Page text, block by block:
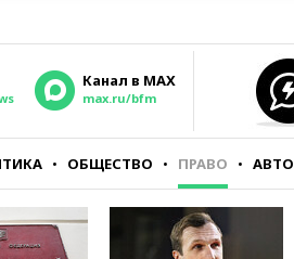
Канал в MAX
max.ru/bfm
ОБЩЕСТВО ПРАВО АВТО